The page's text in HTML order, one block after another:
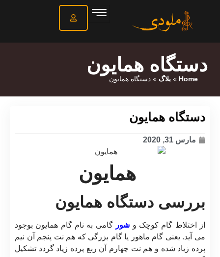
دستگاه همایون
Home
» بلاگ » دستگاه همایون
دستگاه همایون
مارس 31, 2020
همایون
بررسی دستگاه همایون
از اختلاط گام کوچک و شور گامی به نام گام همایون بوجود
می آید. یعنی گام ماهور یا گام بزرگی که هم نت پنجم آن نیم
پرده زیاد شده و هم نت چهارم آن ربع پرده زیاد گردد تشکیل